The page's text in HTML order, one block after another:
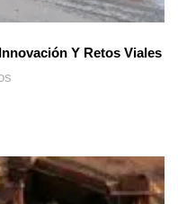
Y Retos Viales